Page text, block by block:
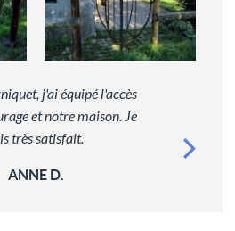
j'ai équipé l'accès
et notre maison. Je
très satisfait.
ANNE D.